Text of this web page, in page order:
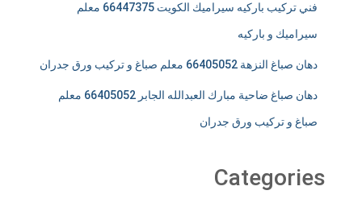
فني تركيب باركيه سيراميك الكويت 66447375 معلم
سيراميك و باركيه
دهان صباغ النزهة 66405052 معلم صباغ و تركيب ورق جدران
دهان صباغ ضاحية مبارك العبدالله الجابر 66405052 معلم
صباغ و تركيب ورق جدران
Categories